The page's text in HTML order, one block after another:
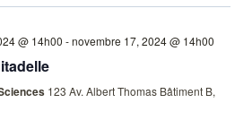
@ 14h00 -novembre 17, 2024 @ 14h00
123 Av. Albert Thomas Bâtiment B,